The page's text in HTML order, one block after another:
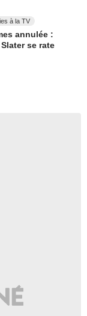
à la TV
annulée :
se rate